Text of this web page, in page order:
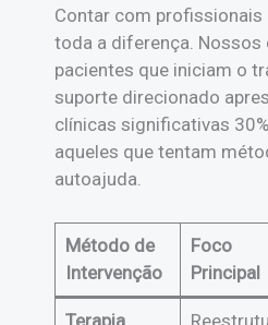
Contar com
toda a diferença.
pacientes que iniciam o
suporte direcionado
clínicas significativas
aqueles que tentam
autoajuda.
Método de
Intervenção
Foco
Principal